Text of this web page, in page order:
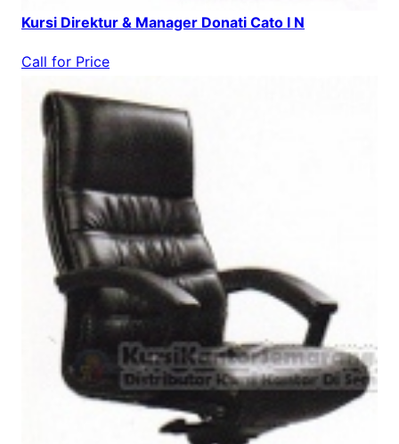
Kursi Direktur & Manager Donati Cato I N
Call for Price